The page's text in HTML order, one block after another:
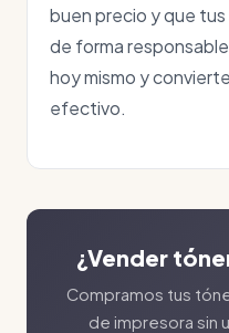
buen precio y que
de forma
hoy mismo y
efectivo.
¿Vender
Compramos tus
de impresora sin